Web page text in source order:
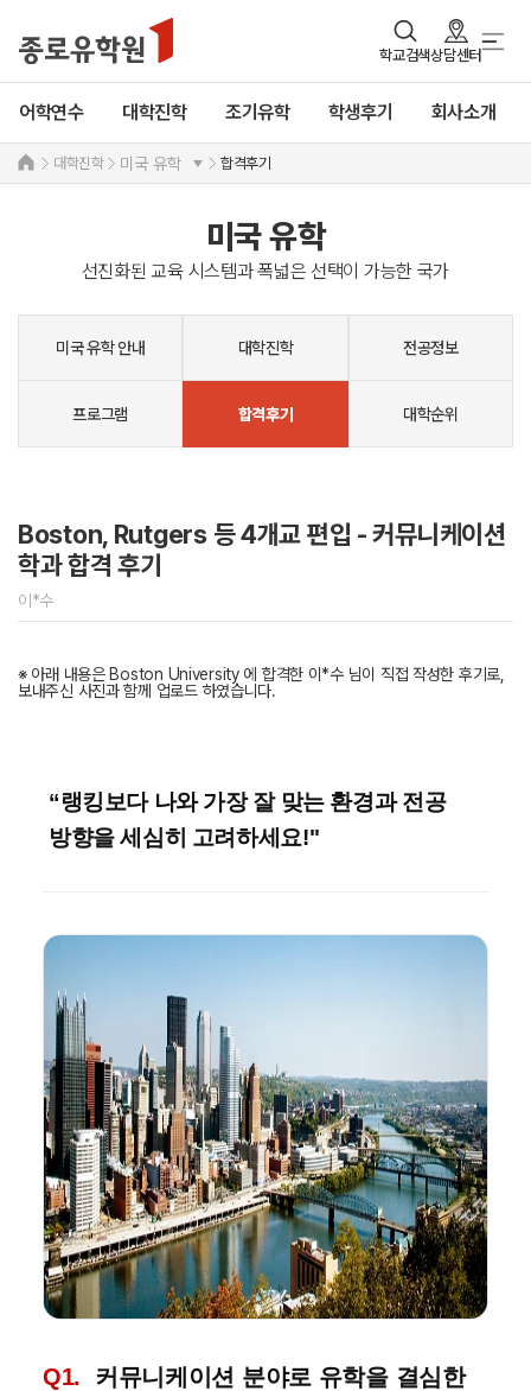
학교검색상담센터
어학연수 대학진학 조기유학 학생후기 회사소개
대학진학 미국 유학 합격후기
미국 유학
선진화된 교육 시스템과 폭넓은 선택이 가능한 국가
미국 유학 안내 대학진학 전공정보
프로그램 합격후기 대학순위
Boston, Rutgers 등 4개교 편입 - 커뮤니케이션
학과 합격 후기
이*수
※ 아래 내용은 Boston University 에 합격한 이*수 님이 직접 작성한 후기로,
보내주신 사진과 함께 업로드 하였습니다.
“랭킹보다 나와 가장 잘 맞는 환경과 전공
방향을 세심히 고려하세요!"
Q1.
커뮤니케이션 분야로 유학을 결심한